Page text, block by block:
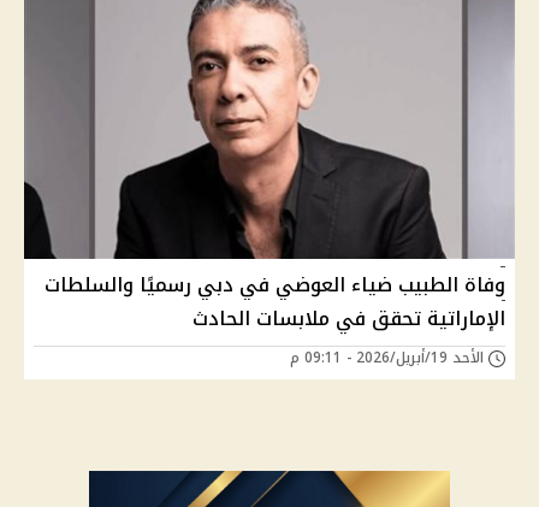
وفاة الطبيب ضياء العوضي في دبي رسميًا والسلطات
الإماراتية تحقق في ملابسات الحادث
الأحد 19/أبريل/2026 - 09:11 م